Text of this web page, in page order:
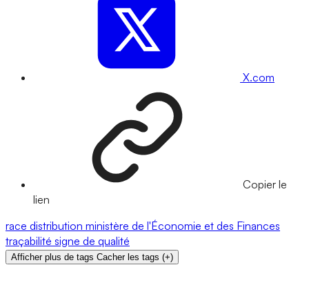
X.com
Copier le
lien
race distribution ministère de l'Économie et des Finances
traçabilité signe de qualité
Afficher plus de tags Cacher les tags (+)